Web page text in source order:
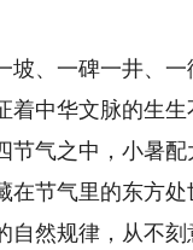
、一碑一井、一
着中华文脉的生生
气之中，小暑配
在节气里的东方处
自然规律，从不